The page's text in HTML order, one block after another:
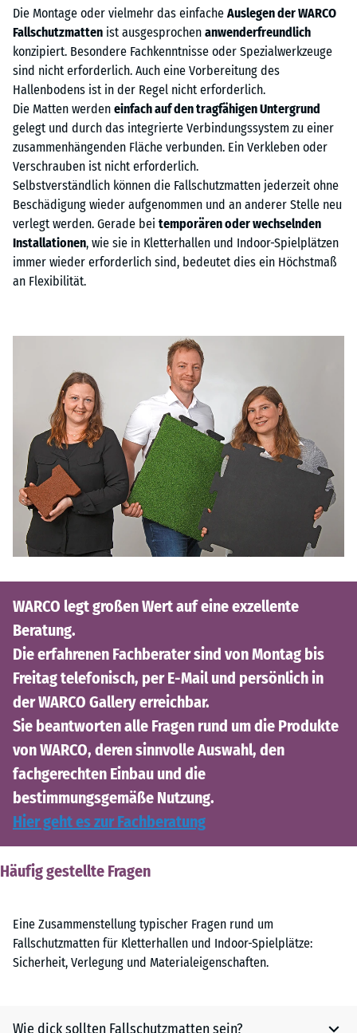
Die Montage oder vielmehr das einfache Auslegen der WARCO
Fallschutzmatten ist ausgesprochen anwenderfreundlich
konzipiert. Besondere Fachkenntnisse oder Spezialwerkzeuge
sind nicht erforderlich. Auch eine Vorbereitung des
Hallenbodens ist in der Regel nicht erforderlich.
Die Matten werden einfach auf den tragfähigen Untergrund
gelegt und durch das integrierte Verbindungssystem zu einer
zusammenhängenden Fläche verbunden. Ein Verkleben oder
Verschrauben ist nicht erforderlich.
Selbstverständlich können die Fallschutzmatten jederzeit ohne
Beschädigung wieder aufgenommen und an anderer Stelle neu
verlegt werden. Gerade bei temporären oder wechselnden
Installationen, wie sie in Kletterhallen und Indoor-Spielplätzen
immer wieder erforderlich sind, bedeutet dies ein Höchstmaß
an Flexibilität.
WARCO legt großen Wert auf eine exzellente
Beratung.
Die erfahrenen Fachberater sind von Montag bis
Freitag telefonisch, per E-Mail und persönlich in
der WARCO Gallery erreichbar.
Sie beantworten alle Fragen rund um die Produkte
von WARCO, deren sinnvolle Auswahl, den
fachgerechten Einbau und die
bestimmungsgemäße Nutzung.
Hier geht es zur Fachberatung
Häufig gestellte Fragen
Eine Zusammenstellung typischer Fragen rund um
Fallschutzmatten für Kletterhallen und Indoor-Spielplätze:
Sicherheit, Verlegung und Materialeigenschaften.
Wie dick sollten Fallschutzmatten sein?